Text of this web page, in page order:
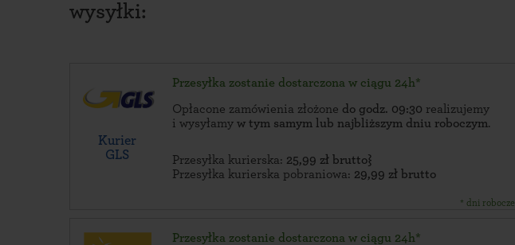
wysyłki:
Kurier
GLS
Przesyłka zostanie dostarczona w ciągu 24h*
Opłacone zamówienia złożone do godz. 09:30 realizujemy
i wysyłamy w tym samym lub najbliższym dniu roboczym.
Przesyłka kurierska: 25,99 zł brutto}
Przesyłka kurierska pobraniowa: 29,99 zł brutto
* dni robocze
Przesyłka zostanie dostarczona w ciągu 24h*